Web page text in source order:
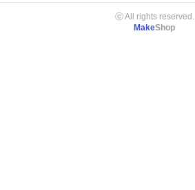
ⓒ All rights reserved.
MakeShop